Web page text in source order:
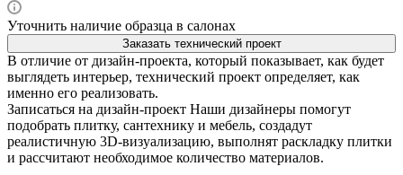
Уточнить наличие образца в салонах
Заказать технический проект
В отличие от дизайн-проекта, который показывает, как будет
выглядеть интерьер, технический проект определяет, как
именно его реализовать.
Записаться на дизайн-проект Наши дизайнеры помогут
подобрать плитку, сантехнику и мебель, создадут
реалистичную 3D-визуализацию, выполнят раскладку плитки
и рассчитают необходимое количество материалов.